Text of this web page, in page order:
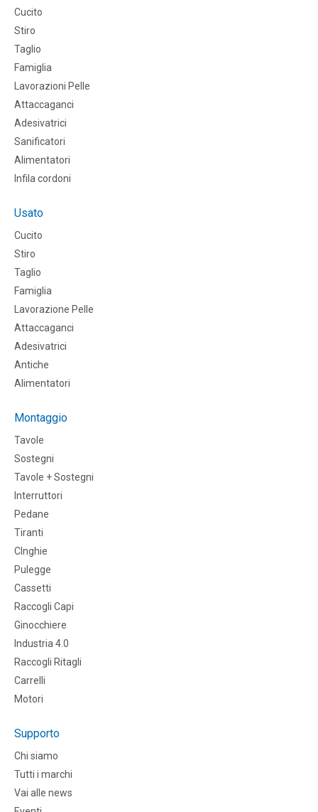
Cucito
Stiro
Taglio
Famiglia
Lavorazioni Pelle
Attaccaganci
Adesivatrici
Sanificatori
Alimentatori
Infila cordoni
Usato
Cucito
Stiro
Taglio
Famiglia
Lavorazione Pelle
Attaccaganci
Adesivatrici
Antiche
Alimentatori
Montaggio
Tavole
Sostegni
Tavole + Sostegni
Interruttori
Pedane
Tiranti
CInghie
Pulegge
Cassetti
Raccogli Capi
Ginocchiere
Industria 4.0
Raccogli Ritagli
Carrelli
Motori
Supporto
Chi siamo
Tutti i marchi
Vai alle news